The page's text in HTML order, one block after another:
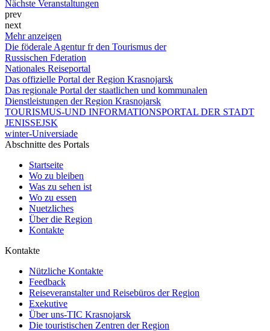
Nächste Veranstaltungen
prev
next
Mehr anzeigen
Die föderale Agentur fr den Tourismus der
Russischen Fderation
Nationales Reiseportal
Das offizielle Portal der Region Krasnojarsk
Das regionale Portal der staatlichen und kommunalen
Dienstleistungen der Region Krasnojarsk
TOURISMUS-UND INFORMATIONSPORTAL DER STADT
JENISSEJSK
winter-Universiade
Abschnitte des Portals
Startseite
Wo zu bleiben
Was zu sehen ist
Wo zu essen
Nuetzliches
Über die Region
Kontakte
Kontakte
Nützliche Kontakte
Feedback
Reiseveranstalter und Reisebüros der Region
Exekutive
Über uns-TIC Krasnojarsk
Die touristischen Zentren der Region